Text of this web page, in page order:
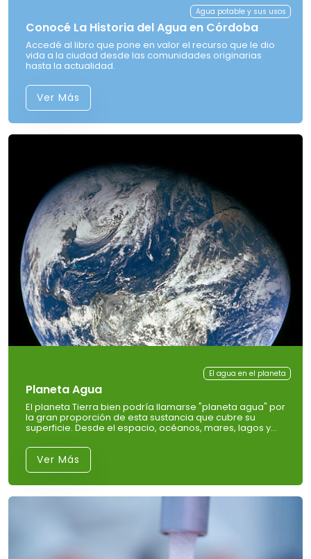
Agua potable y sus usos
Conocé La Historia del Agua en Córdoba
Accedé al libro que pone en valor el recurso que le dio
vida a la ciudad desde las comunidades originarias
hasta la actualidad.
Ver Más
El agua en el planeta
Planeta Agua
El planeta Tierra bien podría llamarse "planeta agua" por
la gran proporción de esta sustancia que cubre su
superficie. Desde el espacio, océanos, mares, lagos y
azulada.
Ver Más